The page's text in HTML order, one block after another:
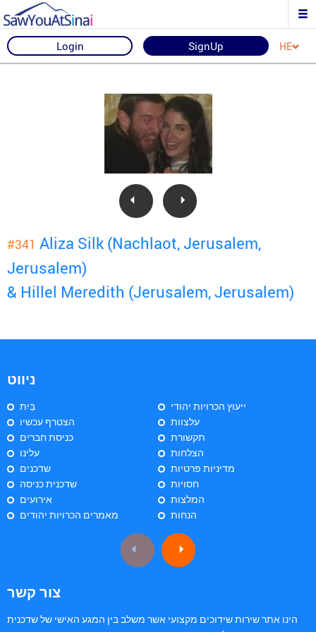
Login SignUp HE
#341 Aliza Silk (Nachlaot, Jerusalem,
Jerusalem)
& Hillel Meredith (Jerusalem, Jerusalem)
ניווט
בַּיִת
הצטרף עכשיו
כניסת חברים
עלינו
שדכנים
שדכנית כניסה
אירועים
מאמרים הכרויות יהודים
ייעוץ הכרויות יהודי
עלצוות
תקשורת
הצלחות
מדיניות פרטיות
חסויות
המלצות
הנחות
צור קשר
הינו אתר שירות שידוכים מקצועי אשר משלב בין המגע האישי של שדכנית